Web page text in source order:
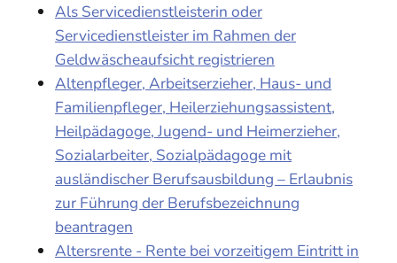
Als Servicedienstleisterin oder
Servicedienstleister im Rahmen der
Geldwäscheaufsicht registrieren
Altenpfleger, Arbeitserzieher, Haus- und
Familienpfleger, Heilerziehungsassistent,
Heilpädagoge, Jugend- und Heimerzieher,
Sozialarbeiter, Sozialpädagoge mit
ausländischer Berufsausbildung – Erlaubnis
zur Führung der Berufsbezeichnung
beantragen
Altersrente - Rente bei vorzeitigem Eintritt in